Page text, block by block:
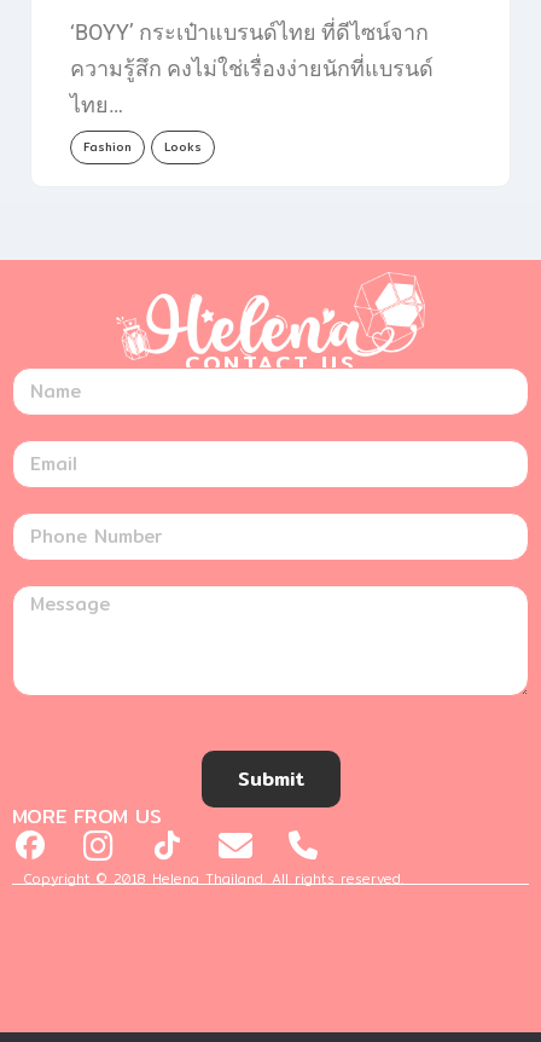
‘BOYY’ กระเป๋าแบรนด์ไทย ที่ดีไซน์จาก
ความรู้สึก คงไม่ใช่เรื่องง่ายนักที่แบรนด์
ไทย…
Fashion Looks
CONTACT US
Submit
MORE FROM US
Copyright © 2018 Helena Thailand. All rights reserved.